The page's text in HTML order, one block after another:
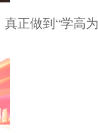
真正做到“学高